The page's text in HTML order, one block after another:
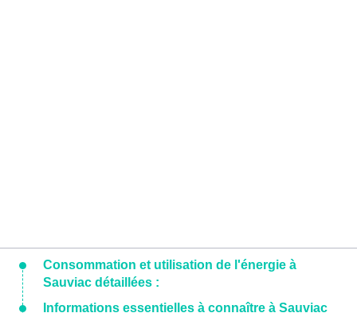
Consommation et utilisation de l'énergie à
Sauviac détaillées :
Informations essentielles à connaître à Sauviac